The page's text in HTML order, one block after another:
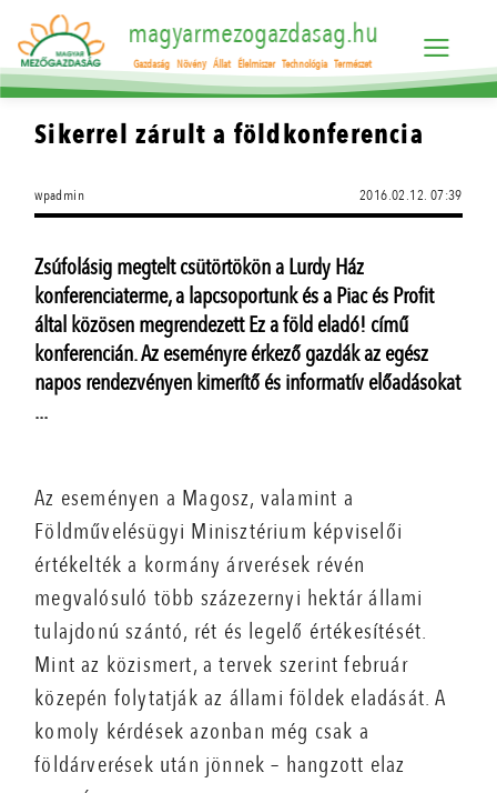
magyarmezogazdasag.hu
Gazdaság Növény Állat Élelmiszer Technológia Természet
Sikerrel zárult a földkonferencia
wpadmin 2016.02.12. 07:39
Zsúfolásig megtelt csütörtökön a Lurdy Ház
konferenciaterme, a lapcsoportunk és a Piac és Profit
által közösen megrendezett Ez a föld eladó! című
konferencián. Az eseményre érkező gazdák az egész
napos rendezvényen kimerítő és informatív előadásokat
...
Az eseményen a Magosz, valamint a
Földművelésügyi Minisztérium képviselői
értékelték a kormány árverések révén
megvalósuló több százezernyi hektár állami
tulajdonú szántó, rét és legelő értékesítését.
Mint az közismert, a tervek szerint február
közepén folytatják az állami földek eladását. A
komoly kérdések azonban még csak a
földárverések után jönnek – hangzott elaz